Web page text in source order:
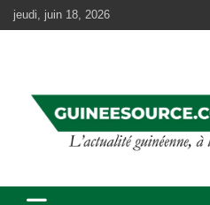
Aller
au
jeudi, juin 18, 2026